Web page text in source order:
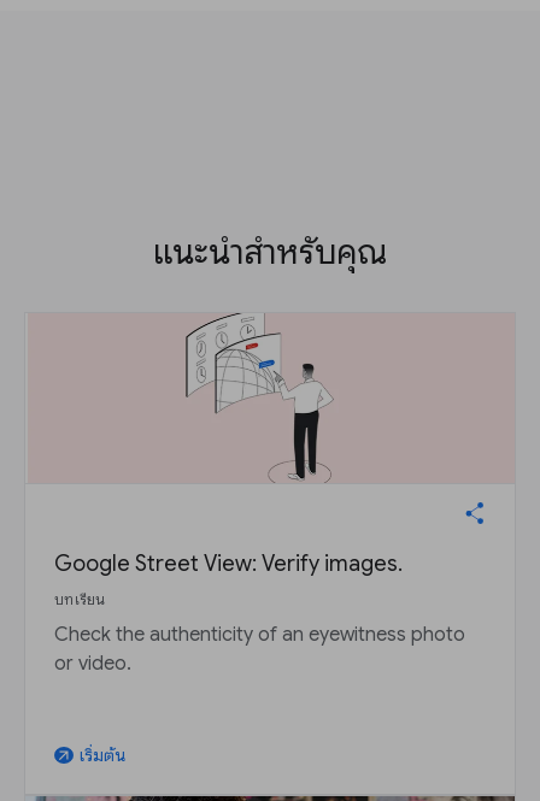
แนะนำสำหรับคุณ
Google Street View: Verify images.
บทเรียน
Check the authenticity of an eyewitness photo
or video.
arrow_outward เริ่มต้น